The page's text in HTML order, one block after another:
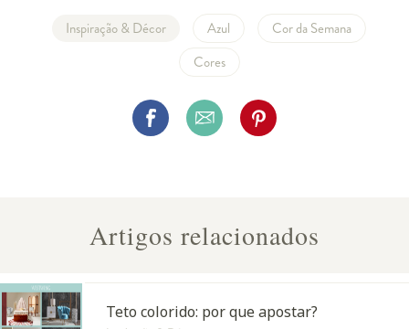
Inspiração & Décor Azul
Cor da Semana
Cores
Artigos relacionados
Teto colorido: por que apostar?